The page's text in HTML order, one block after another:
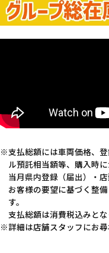
支払総額には車両価格、
ル預託相当額等、購入時
当月県内登録（届出）・店
お客様の要望に基づく整
す。
支払総額は消費税込みとな
詳細は店舗スタッフにお尋